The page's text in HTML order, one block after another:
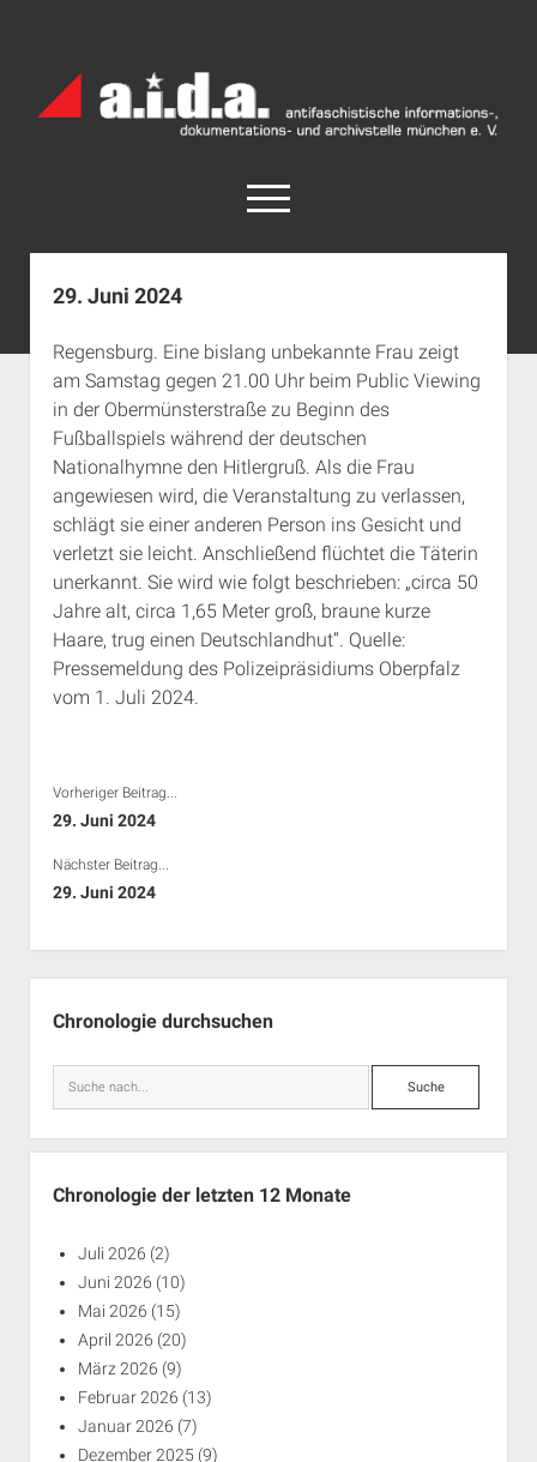
Archiv
München
open
menu
facebook
rss info@aida-archiv.de
Aktuelles
Termine
open
dropdown
menu
Antifaschistische Termine im Süden
Antifaschistische Termine in München
Rechte Termine im Süden
Rechte Termine München
Chronologie
Das Archiv
open
dropdown
menu
a.i.d.a. e. V. unterstützen
Über a.i.d.a.
RSS-Feeds, Twitter & Facebook
Bibliothek
Kontakt & PGP-Key
Impressum
29. Juni 2024
Regensburg. Eine bislang unbekannte Frau zeigt
am Samstag gegen 21.00 Uhr beim Public Viewing
in der Obermünsterstraße zu Beginn des
Fußballspiels während der deutschen
Nationalhymne den Hitlergruß. Als die Frau
angewiesen wird, die Veranstaltung zu verlassen,
schlägt sie einer anderen Person ins Gesicht und
verletzt sie leicht. Anschließend flüchtet die Täterin
unerkannt. Sie wird wie folgt beschrieben: „circa 50
Jahre alt, circa 1,65 Meter groß, braune kurze
Haare, trug einen Deutschlandhut“. Quelle:
Pressemeldung des Polizeipräsidiums Oberpfalz
vom 1. Juli 2024.
Vorheriger Beitrag...
29. Juni 2024
Nächster Beitrag...
29. Juni 2024
Chronologie durchsuchen
Suche
Chronologie der letzten 12 Monate
Juli 2026 (2)
Juni 2026 (10)
Mai 2026 (15)
April 2026 (20)
März 2026 (9)
Februar 2026 (13)
Januar 2026 (7)
Dezember 2025 (9)